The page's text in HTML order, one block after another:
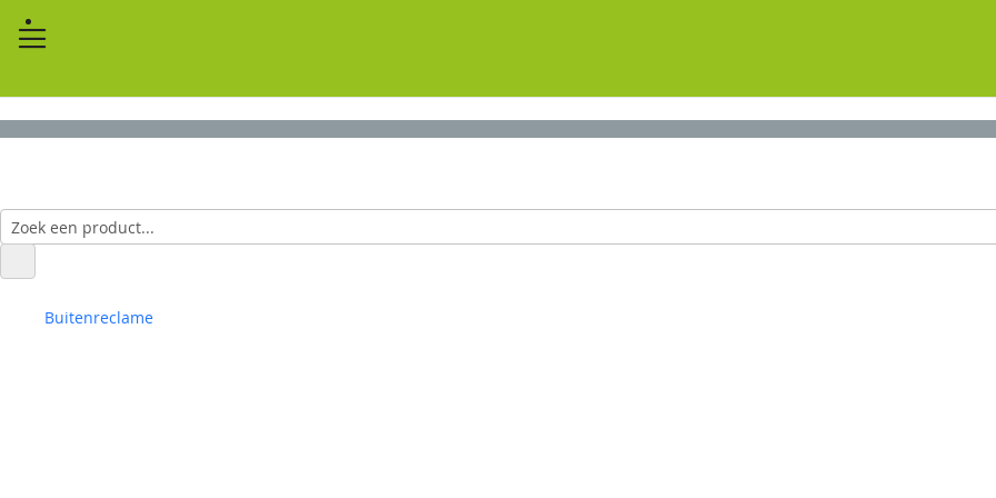
Buitenreclame